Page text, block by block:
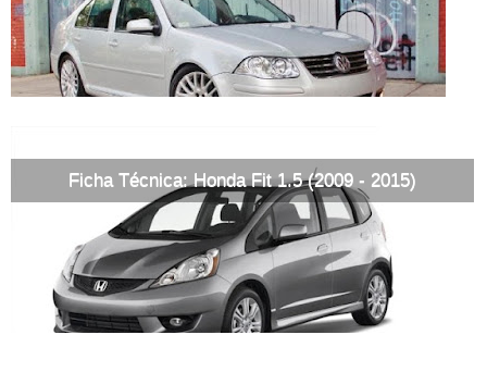
Ficha Técnica: Honda Fit 1.5 (2009 - 2015)